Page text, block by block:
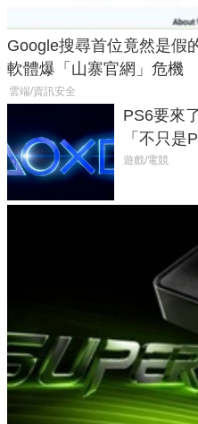
Google搜尋首位竟然是假
軟體爆「山寨官網」危機
雲端/資訊安全
PS6要來
「不只是
廳、進軍
遊戲/電競